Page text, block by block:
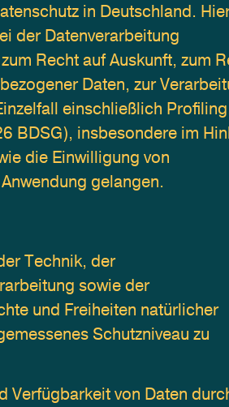
in Deutschland.
der Datenverarbeitung
Recht auf Auskunft, zum
Daten, zur
einschließlich
BDSG), insbesondere im
die Einwilligung von
gelangen.
Technik, der
sowie der
und Freiheiten natürlicher
Schutzniveau zu
Verfügbarkeit von Daten